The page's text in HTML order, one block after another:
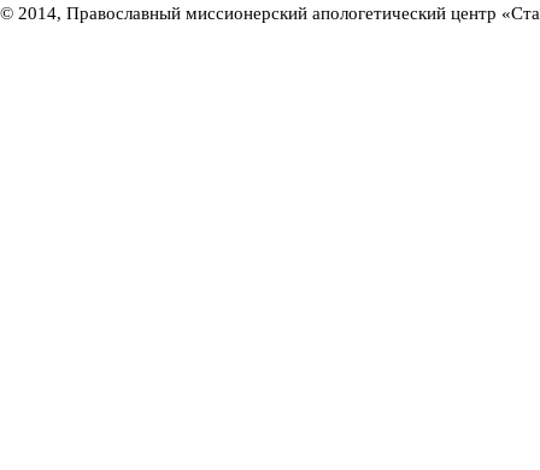
© 2014, Православный миссионерский апологетический центр